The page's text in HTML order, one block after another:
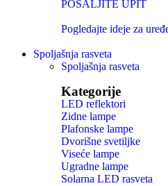
POŠALJITE UPIT
Pogledajte ideje za
Spoljašnja rasveta
Spoljašnja rasveta
Kategorije
LED reflektori
Zidne lampe
Plafonske lampe
Dvorišne svetiljke
Viseće lampe
Ugradne lampe
Solarna LED rasveta